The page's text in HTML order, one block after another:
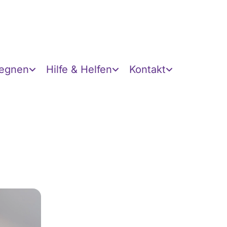
Hilfe & Helfen Kontakt